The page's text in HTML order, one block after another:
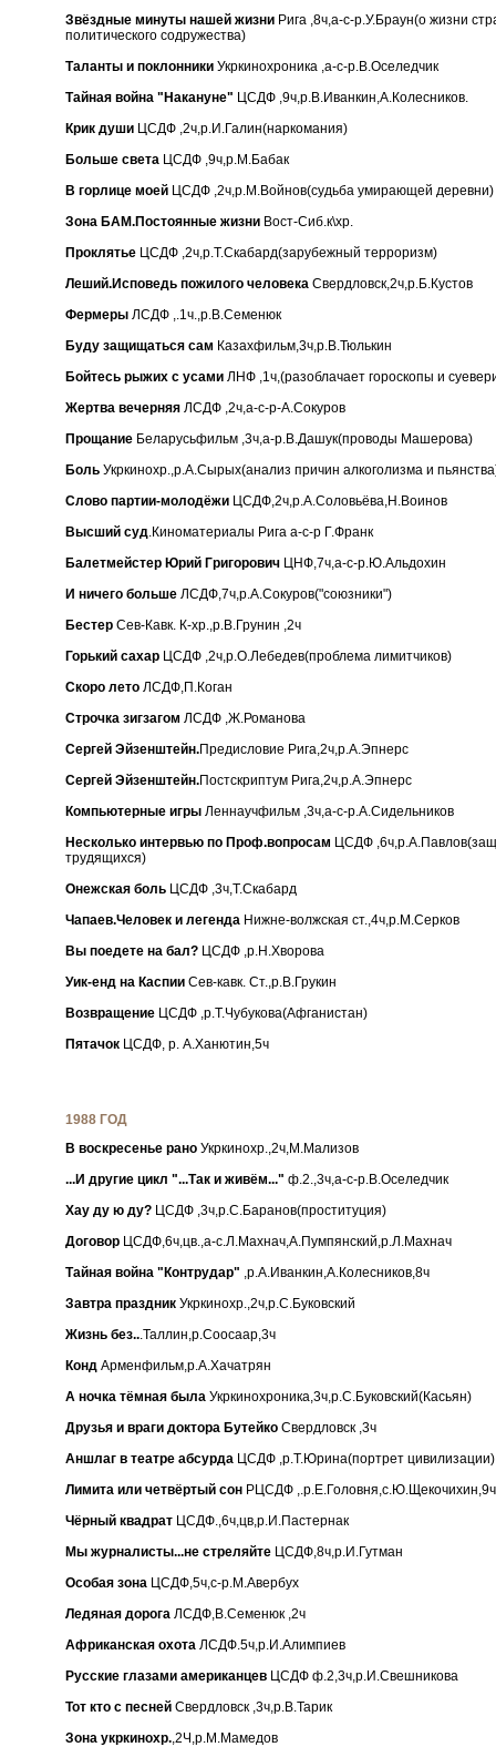
Звёздные минуты нашей жизни Рига ,8ч,а-с-р.У.Браун(о жизни
политического содружества)
Таланты и поклонники Укркинохроника ,а-с-р.В.Оселедчик
Тайная война "Накануне" ЦСДФ ,9ч,р.В.Иванкин,А.Колесников.
Крик души ЦСДФ ,2ч,р.И.Галин(наркомания)
Больше света ЦСДФ ,9ч,р.М.Бабак
В горлице моей ЦСДФ ,2ч,р.М.Войнов(судьба умирающей деревни)
Зона БАМ.Постоянные жизни Вост-Сиб.к\хр.
Проклятье ЦСДФ ,2ч,р.Т.Скабард(зарубежный терроризм)
Леший.Исповедь пожилого человека Свердловск,2ч,р.Б.Кустов
Фермеры ЛСДФ ,.1ч.,р.В.Семенюк
Буду защищаться сам Казахфильм,3ч,р.В.Тюлькин
Бойтесь рыжих с усами ЛНФ ,1ч,(разоблачает гороскопы и
Жертва вечерняя ЛСДФ ,2ч,а-с-р-А.Сокуров
Прощание Беларусьфильм ,3ч,а-р.В.Дашук(проводы Машерова)
Боль Укркинохр.,р.А.Сырых(анализ причин алкоголизма и
Слово партии-молодёжи ЦСДФ,2ч,р.А.Соловьёва,Н.Воинов
Высший суд.Киноматериалы Рига а-с-р Г.Франк
Балетмейстер Юрий Григорович ЦНФ,7ч,а-с-р.Ю.Альдохин
И ничего больше ЛСДФ,7ч,р.А.Сокуров("союзники")
Бестер Сев-Кавк. К-хр.,р.В.Грунин ,2ч
Горький сахар ЦСДФ ,2ч,р.О.Лебедев(проблема лимитчиков)
Скоро лето ЛСДФ,П.Коган
Строчка зигзагом ЛСДФ ,Ж.Романова
Сергей Эйзенштейн.Предисловие Рига,2ч,р.А.Эпнерс
Сергей Эйзенштейн.Постскриптум Рига,2ч,р.А.Эпнерс
Компьютерные игры Леннаучфильм ,3ч,а-с-р.А.Сидельников
Несколько интервью по Проф.вопросам ЦСДФ
трудящихся)
Онежская боль ЦСДФ ,3ч,Т.Скабард
Чапаев.Человек и легенда Нижне-волжская ст.,4ч,р.М.Серков
Вы поедете на бал? ЦСДФ ,р.Н.Хворова
Уик-енд на Каспии Сев-кавк. Ст.,р.В.Грукин
Возвращение ЦСДФ ,р.Т.Чубукова(Афганистан)
Пятачок ЦСДФ, р. А.Ханютин,5ч
1988 ГОД
В воскресенье рано Укркинохр.,2ч,М.Мализов
...И другие цикл "...Так и живём..." ф.2.,3ч,а-с-р.В.Оселедчик
Хау ду ю ду? ЦСДФ ,3ч,р.С.Баранов(проституция)
Договор ЦСДФ,6ч,цв.,а-с.Л.Махнач,А.Пумпянский,р.Л.Махнач
Тайная война "Контрудар" ,р.А.Иванкин,А.Колесников,8ч
Завтра праздник Укркинохр.,2ч,р.С.Буковский
Жизнь без...Таллин,р.Соосаар,3ч
Конд Арменфильм,р.А.Хачатрян
А ночка тёмная была Укркинохроника,3ч,р.С.Буковский(Касьян)
Друзья и враги доктора Бутейко Свердловск ,3ч
Аншлаг в театре абсурда ЦСДФ ,р.Т.Юрина(портрет цивилизации)
Лимита или четвёртый сон РЦСДФ ,.р.Е.Головня,с.Ю.Щекочихин,9ч
Чёрный квадрат ЦСДФ.,6ч,цв,р.И.Пастернак
Мы журналисты...не стреляйте ЦСДФ,8ч,р.И.Гутман
Особая зона ЦСДФ,5ч,с-р.М.Авербух
Ледяная дорога ЛСДФ,В.Семенюк ,2ч
Африканская охота ЛСДФ.5ч,р.И.Алимпиев
Русские глазами американцев ЦСДФ ф.2,3ч,р.И.Свешникова
Тот кто с песней Свердловск ,3ч,р.В.Тарик
Зона укркинохр.,2Ч,р.М.Мамедов